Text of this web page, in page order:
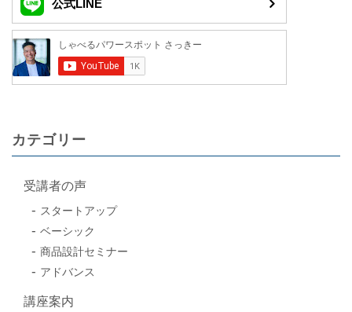
公式LINE
カテゴリー
受講者の声
スタートアップ
ベーシック
商品設計セミナー
アドバンス
講座案内